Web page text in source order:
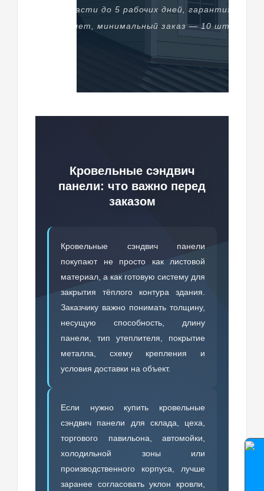
области до 5 рабочих дней, гарантия 10
лет, минимальный заказ — 10 шт.
Кровельные сэндвич
панели: что важно перед
заказом
Кровельные сэндвич панели
покупают не просто как листовой
материал, а как готовую систему для
закрытия тёплого контура здания.
Заказчику важно понимать толщину,
несущую способность, длину
панели, тип утеплителя, покрытие
металла, схему крепления и
условия доставки на объект.
Если нужно купить кровельные
сэндвич панели для склада, цеха,
торгового павильона, автомойки,
холодильной зоны или
производственного корпуса, лучше
заранее согласовать уклон кровли,